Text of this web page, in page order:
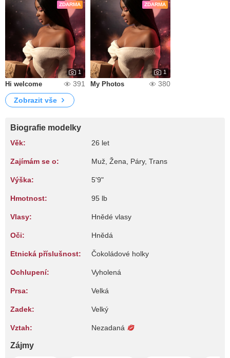
ZDARMA
1
Hi welcome 391
ZDARMA
1
My Photos
380
Zobrazit vše
Biografie modelky
Věk: 26 let
Zajímám se o: Muž, Žena, Páry, Trans
Výška: 5'9"
Hmotnost: 95 lb
Vlasy: Hnědé vlasy
Oči: Hnědá
Etnická příslušnost: Čokoládové holky
Ochlupení: Vyholená
Prsa: Velká
Zadek: Velký
Vztah: Nezadaná
Zájmy